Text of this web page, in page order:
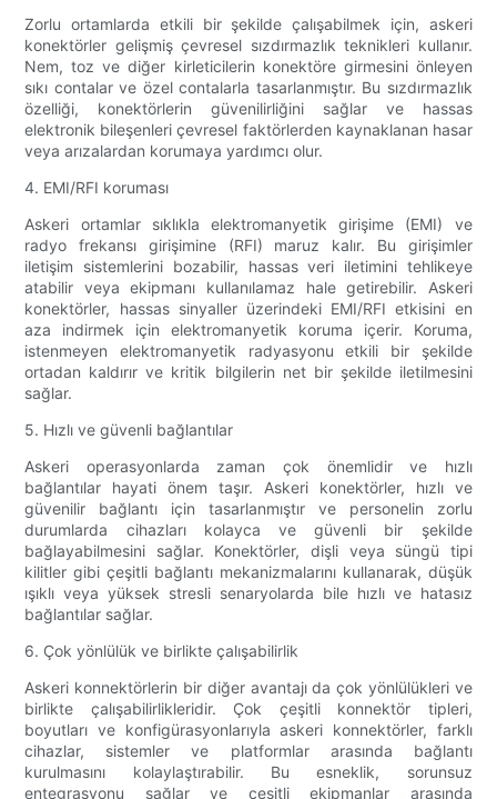
Zorlu ortamlarda etkili bir şekilde çalışabilmek için, askeri
konektörler gelişmiş çevresel sızdırmazlık teknikleri kullanır.
Nem, toz ve diğer kirleticilerin konektöre girmesini önleyen
sıkı contalar ve özel contalarla tasarlanmıştır. Bu sızdırmazlık
özelliği, konektörlerin güvenilirliğini sağlar ve hassas
elektronik bileşenleri çevresel faktörlerden kaynaklanan hasar
veya arızalardan korumaya yardımcı olur.
4. EMI/RFI koruması
Askeri ortamlar sıklıkla elektromanyetik girişime (EMI) ve
radyo frekansı girişimine (RFI) maruz kalır. Bu girişimler
iletişim sistemlerini bozabilir, hassas veri iletimini tehlikeye
atabilir veya ekipmanı kullanılamaz hale getirebilir. Askeri
konektörler, hassas sinyaller üzerindeki EMI/RFI etkisini en
aza indirmek için elektromanyetik koruma içerir. Koruma,
istenmeyen elektromanyetik radyasyonu etkili bir şekilde
ortadan kaldırır ve kritik bilgilerin net bir şekilde iletilmesini
sağlar.
5. Hızlı ve güvenli bağlantılar
Askeri operasyonlarda zaman çok önemlidir ve hızlı
bağlantılar hayati önem taşır. Askeri konektörler, hızlı ve
güvenilir bağlantı için tasarlanmıştır ve personelin zorlu
durumlarda cihazları kolayca ve güvenli bir şekilde
bağlayabilmesini sağlar. Konektörler, dişli veya süngü tipi
kilitler gibi çeşitli bağlantı mekanizmalarını kullanarak, düşük
ışıklı veya yüksek stresli senaryolarda bile hızlı ve hatasız
bağlantılar sağlar.
6. Çok yönlülük ve birlikte çalışabilirlik
Askeri konnektörlerin bir diğer avantajı da çok yönlülükleri ve
birlikte çalışabilirlikleridir. Çok çeşitli konnektör tipleri,
boyutları ve konfigürasyonlarıyla askeri konnektörler, farklı
cihazlar, sistemler ve platformlar arasında bağlantı
kurulmasını kolaylaştırabilir. Bu esneklik, sorunsuz
entegrasyonu sağlar ve çeşitli ekipmanlar arasında